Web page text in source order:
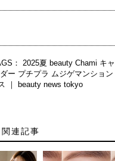
： 2025夏 beauty Chami キ
ー プチプラ ムジゲマンション
｜
beauty news tokyo
関連記事